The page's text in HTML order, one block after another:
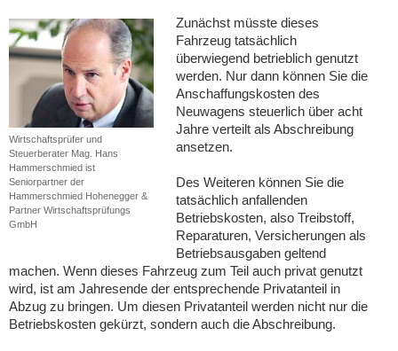
Wirtschaftsprüfer und
Steuerberater Mag. Hans
Hammerschmied ist
Seniorpartner der
Hammerschmied Hohenegger &
Partner Wirtschaftsprüfungs
GmbH
Zunächst müsste dieses
Fahrzeug tatsächlich
überwiegend betrieblich genutzt
werden. Nur dann können Sie die
Anschaffungskosten des
Neuwagens steuerlich über acht
Jahre verteilt als Abschreibung
ansetzen.
Des Weiteren können Sie die
tatsächlich anfallenden
Betriebskosten, also Treibstoff,
Reparaturen, Versicherungen als
Betriebsausgaben geltend
machen. Wenn dieses Fahrzeug zum Teil auch privat genutzt
wird, ist am Jahresende der entsprechende Privatanteil in
Abzug zu bringen. Um diesen Privatanteil werden nicht nur die
Betriebskosten gekürzt, sondern auch die Abschreibung.